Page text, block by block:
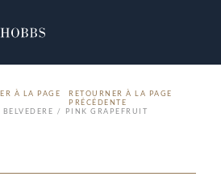
RETOURNER À LA PAGE
PRÉCÉDENTE
BELVEDERE
PINK GRAPEFRUIT